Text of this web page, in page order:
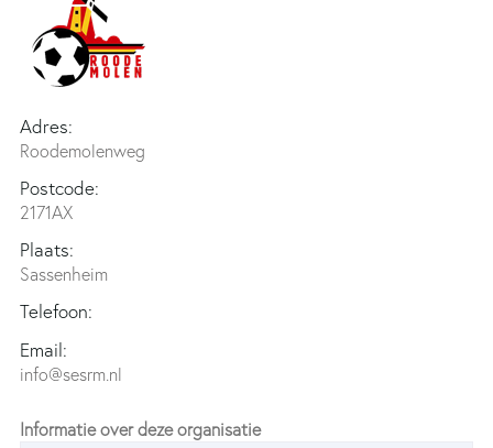
Adres:
Roodemolenweg
Postcode:
2171AX
Plaats:
Sassenheim
Telefoon:
Email:
info@sesrm.nl
Informatie over deze organisatie